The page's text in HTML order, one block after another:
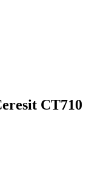
CT710